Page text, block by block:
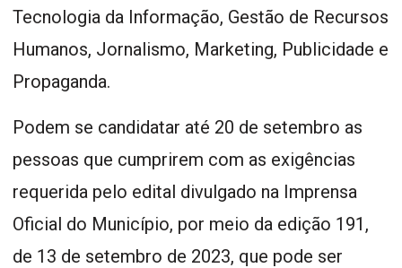
Tecnologia da Informação, Gestão de Recursos
Humanos, Jornalismo, Marketing, Publicidade e
Propaganda.
Podem se candidatar até 20 de setembro as
pessoas que cumprirem com as exigências
requerida pelo edital divulgado na Imprensa
Oficial do Município, por meio da edição 191,
de 13 de setembro de 2023, que pode ser